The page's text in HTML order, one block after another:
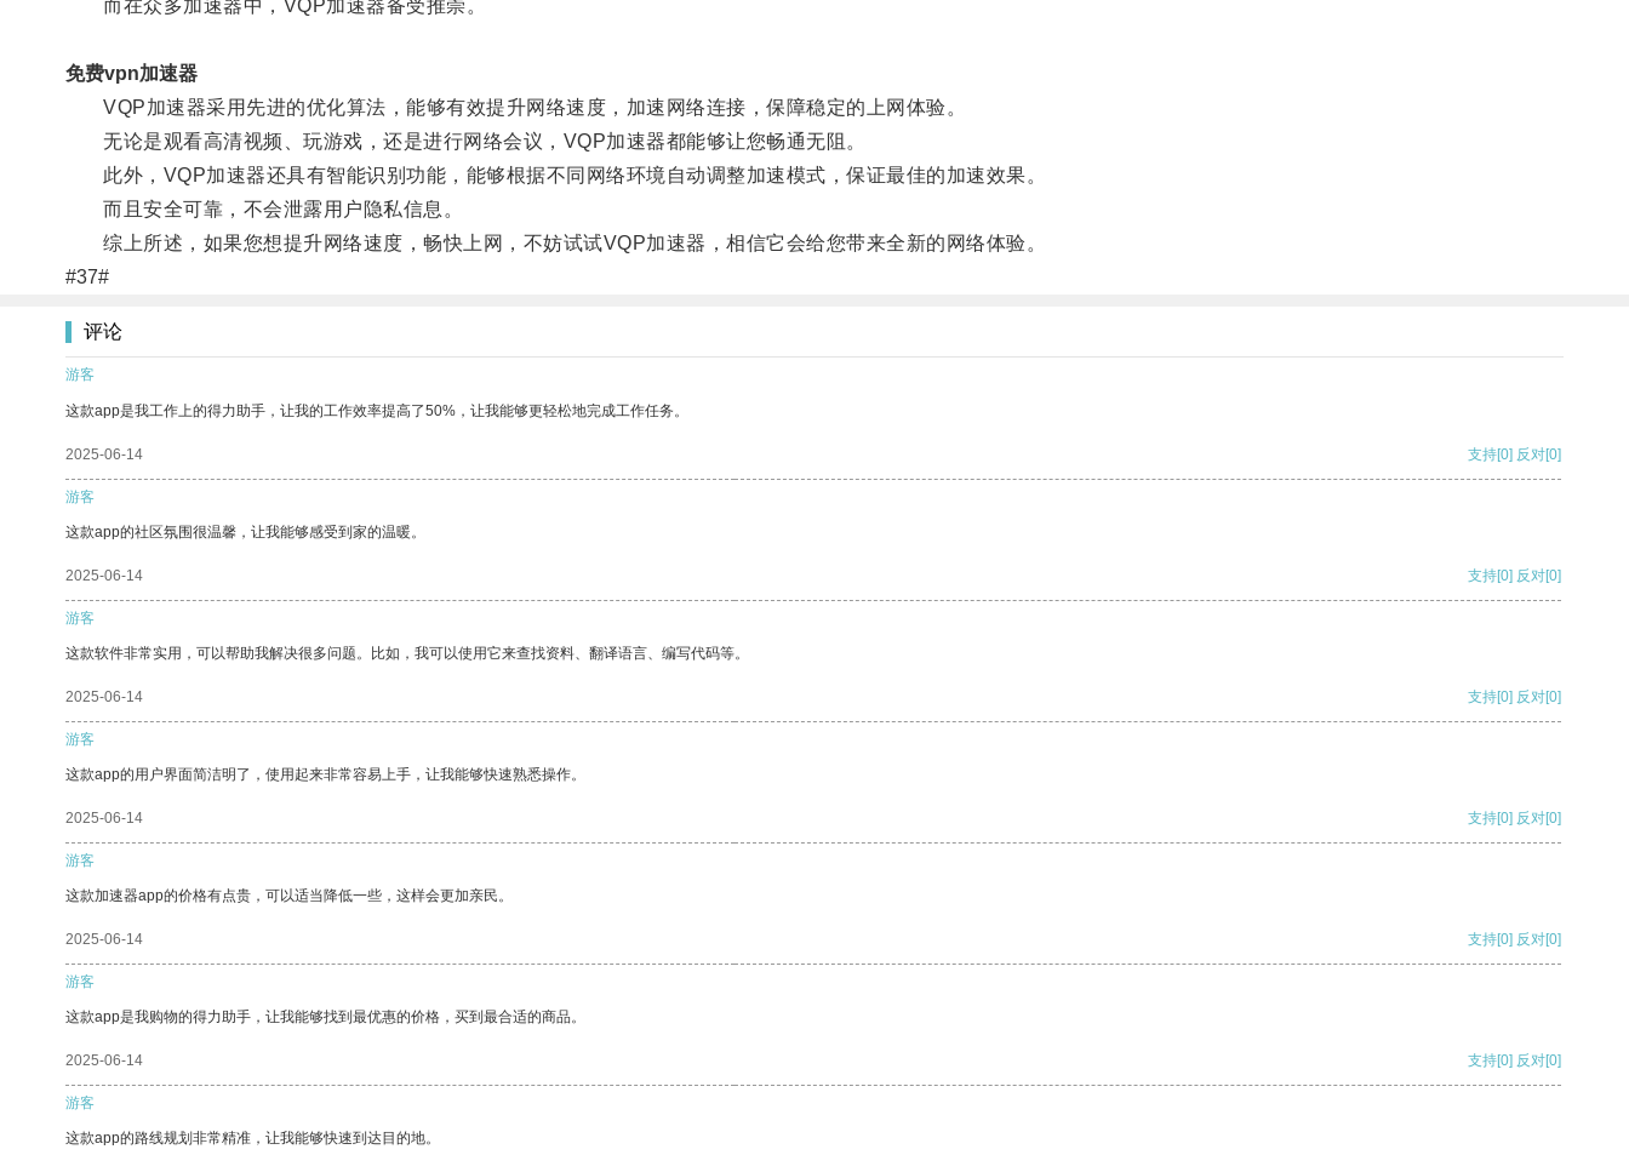
而在众多加速器中，VQP加速器备受推崇。
免费vpn加速器
VQP加速器采用先进的优化算法，能够有效提升网络速度，加速网络连接，保障稳定的上网体验。
无论是观看高清视频、玩游戏，还是进行网络会议，VQP加速器都能够让您畅通无阻。
此外，VQP加速器还具有智能识别功能，能够根据不同网络环境自动调整加速模式，保证最佳的加速效果。
而且安全可靠，不会泄露用户隐私信息。
综上所述，如果您想提升网络速度，畅快上网，不妨试试VQP加速器，相信它会给您带来全新的网络体验。
#37#
评论
游客
这款app是我工作上的得力助手，让我的工作效率提高了50%，让我能够更轻松地完成工作任务。
2025-06-14 支持[0] 反对[0]
游客
这款app的社区氛围很温馨，让我能够感受到家的温暖。
2025-06-14 支持[0] 反对[0]
游客
这款软件非常实用，可以帮助我解决很多问题。比如，我可以使用它来查找资料、翻译语言、编写代码等。
2025-06-14 支持[0] 反对[0]
游客
这款app的用户界面简洁明了，使用起来非常容易上手，让我能够快速熟悉操作。
2025-06-14 支持[0] 反对[0]
游客
这款加速器app的价格有点贵，可以适当降低一些，这样会更加亲民。
2025-06-14 支持[0] 反对[0]
游客
这款app是我购物的得力助手，让我能够找到最优惠的价格，买到最合适的商品。
2025-06-14 支持[0] 反对[0]
游客
这款app的路线规划非常精准，让我能够快速到达目的地。